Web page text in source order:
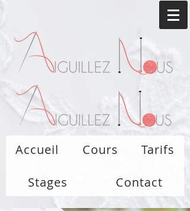
Accueil Cours Tarifs
Stages Contact